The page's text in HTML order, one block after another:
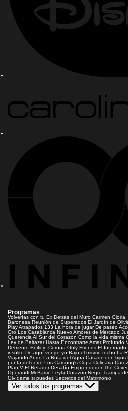
Programas
Volverías con tu Ex Detrás del Muro Carmen
Baronesa Reunión de Superados El Jardín de
PlayAtrapados 133 La hora de jugar De paseo
Oro Los Casablanca Nuevo Amores de Mercado
Querencia Al Sur del Corazón Como la vida misma
Ley de Baltazar Hasta Encontrarte Amar Profundo
Demente Edificio Corona Only Friends El Internado
insólito De aquí vengo yo Bajo el mismo techo La
Viajando Ando La Ruta del Agua Casado con hijos
punta del cerro Los Carsong's Copa Culinaria
Plan V El Retador Desafío Emprendedor The
Operandi Mi Barrio Leyla Corazón Negro Trampa
Olvídame si puedes Secretos del Matrimonio
Ver todos los programas